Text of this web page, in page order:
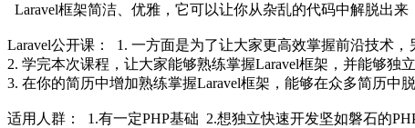
Laravel框架简洁、优雅，它可以让你从杂乱的代码中解脱出
Laravel公开课： 1. 一方面是为了让大家更高效掌握前沿技术
2. 学完本次课程，让大家能够熟练掌握Laravel框架，并能够独
3. 在你的简历中增加熟练掌握Laravel框架，能够在众多简历中
适用人群： 1.有一定PHP基础 2.想独立快速开发坚如磐石的